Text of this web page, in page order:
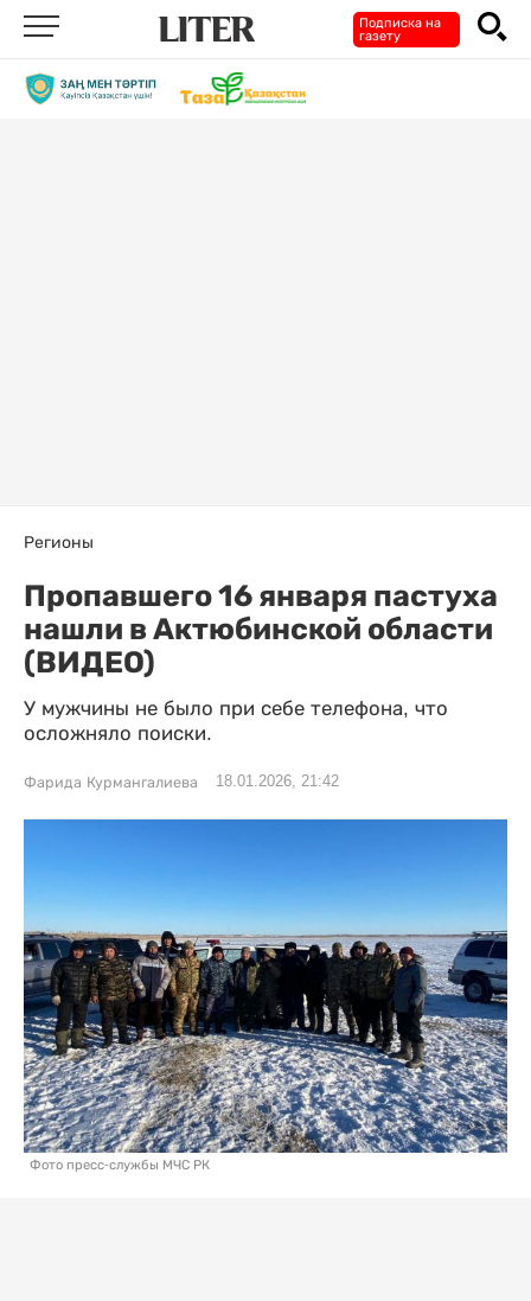
Подписка на
газету
Регионы
Пропавшего 16 января пастуха
нашли в Актюбинской области
(ВИДЕО)
У мужчины не было при себе телефона, что
осложняло поиски.
Фарида Курмангалиева 18.01.2026, 21:42
Фото пресс-службы МЧС РК